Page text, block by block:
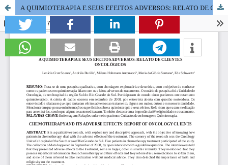
A QUIMIOTERAPIA E SEUS EFEITOS ADVERSOS: RELATO DE CLIENTES ONCOLÓGICOS